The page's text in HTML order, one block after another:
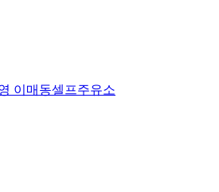
이매동셀프주유소